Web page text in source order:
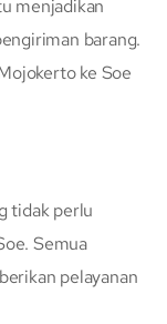
menjadikan
barang.
ke Soe
tidak perlu
Semua
pelayanan